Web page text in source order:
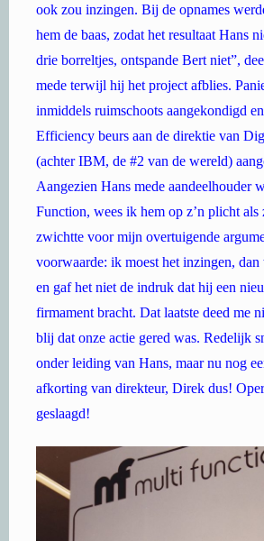
ook zou inzingen. Bij de opnames
hem de baas, zodat het resultaat Hans
drie borreltjes, ontspande Bert niet”,
mede terwijl hij het project afblies.
inmiddels ruimschoots aangekondigd
Efficiency beurs aan de direktie van
(achter IBM, de #2 van de wereld)
Aangezien Hans mede aandeelhouder
Function, wees ik hem op z’n plicht
zwichtte voor mijn overtuigende
voorwaarde: ik moest het inzingen,
en gaf het niet de indruk dat hij een
firmament bracht. Dat laatste deed me
blij dat onze actie gered was. Redelijk
onder leiding van Hans, maar nu nog
afkorting van direkteur, Direk dus!
geslaagd!